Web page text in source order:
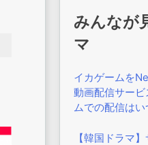
みんなが
マ
イカゲームを
動画配信サー
ムでの配信はい
【韓国ドラマ